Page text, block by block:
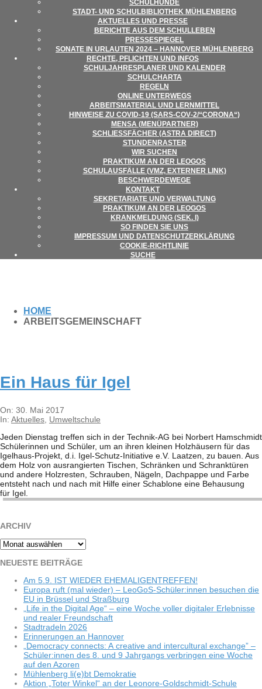
SCHUL­HUNDE
STADT- UND SCHUL­BI­BLIO­THEK MÜHLENBERG
AKTU­EL­LES UND PRESSE
BERICHTE AUS DEM SCHULLEBEN
PRES­SE­SPIE­GEL
SONATE IN URLAU­TEN 2024 – HAN­NO­VER MÜHLENBERG
RECHTE, PFLICH­TEN UND INFOS
SCHUL­JAH­RES­PLA­NER UND KALENDER
SCHUL­CHARTA
REGELN
ONLINE UNTER­WEGS
ARBEITS­MA­TE­RIAL UND LERNMITTEL
HIN­WEISE ZU COVID-19 (SARS-COV‑2/“CORONA“)
MENSA (MENÜ­PART­NER)
SCHLIESS­FÄ­CHER (ASTRA DIRECT)
STUN­DEN­RAS­TER
WIR SUCHEN
PRAK­TI­KUM AN DER LEOGOS
SCHUL­AUS­FÄLLE (VMZ, EXTER­NER LINK)
BESCHWER­DE­WEGE
KON­TAKT
SEKRE­TA­RIATE UND VERWALTUNG
PRAK­TI­KUM AN DER LEOGOS
KRANK­MEL­DUNG (SEK. I)
SO FIN­DEN SIE UNS
IMPRES­SUM UND DATENSCHUTZERKLÄRUNG
COO­KIE-RICHT­LI­NIE
SUCHE
HOME
ARBEITSGEMEINSCHAFT
Ein Haus für Igel
2017-
05-
On: 30. Mai 2017
In: Aktuelles, Umweltschule
Jeden Diens­tag tref­fen sich in der Tech­­nik-AG bei Nor­bert Hamschmidt
Schü­le­rin­nen und Schü­ler, um an ihren klei­nen Holz­häu­sern für das
Igel­haus-Pro­­jekt, d.i. Igel-Schutz-Initia­­tive e.V. Laat­zen, zu bauen. Aus
dem Holz von aus­ran­gier­ten Tischen, Schrän­ken und Schrank­tü­ren
und andere Holz­res­ten, Schrau­ben, Nägeln, Dach­pappe und Farbe
ent­steht nach und nach mit Hilfe einer Scha­blone eine Behau­sung
für Igel.
ARCHIV
Archiv
NEU­ESTE BEITRÄGE
Am 5.9. IST WIEDER EHEMALIGENTREFFEN!
Europa ruft (mal wie­der) – LeoGoS-Schüler:innen besu­chen die
EU in Brüs­sel und Straßburg
„Life in the Digi­tal Age“ – eine Woche vol­ler digi­ta­ler Erleb­nisse
und rea­ler Freundschaft
Stadt­ra­deln 2026
Erin­ne­run­gen an Hannover
„Demo­cracy con­nects: A crea­tive and inter­cul­tu­ral exch­ange” –
Schüler:innen des 8. und 9 Jahr­gangs ver­brin­gen eine Woche
auf den Azoren
Müh­len­berg li(e)bt Demokratie
Aktion „Toter Win­kel“ an der Leonore-Goldschmidt-Schule